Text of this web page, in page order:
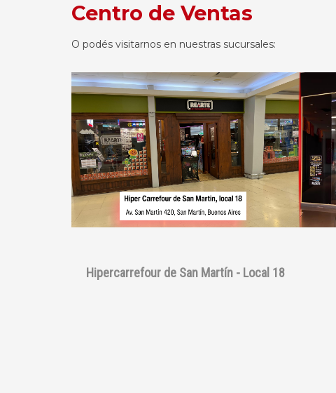
Centro de Ventas
O podés visitarnos en nuestras sucursales:
Hipercarrefour de San Martín - Local 18